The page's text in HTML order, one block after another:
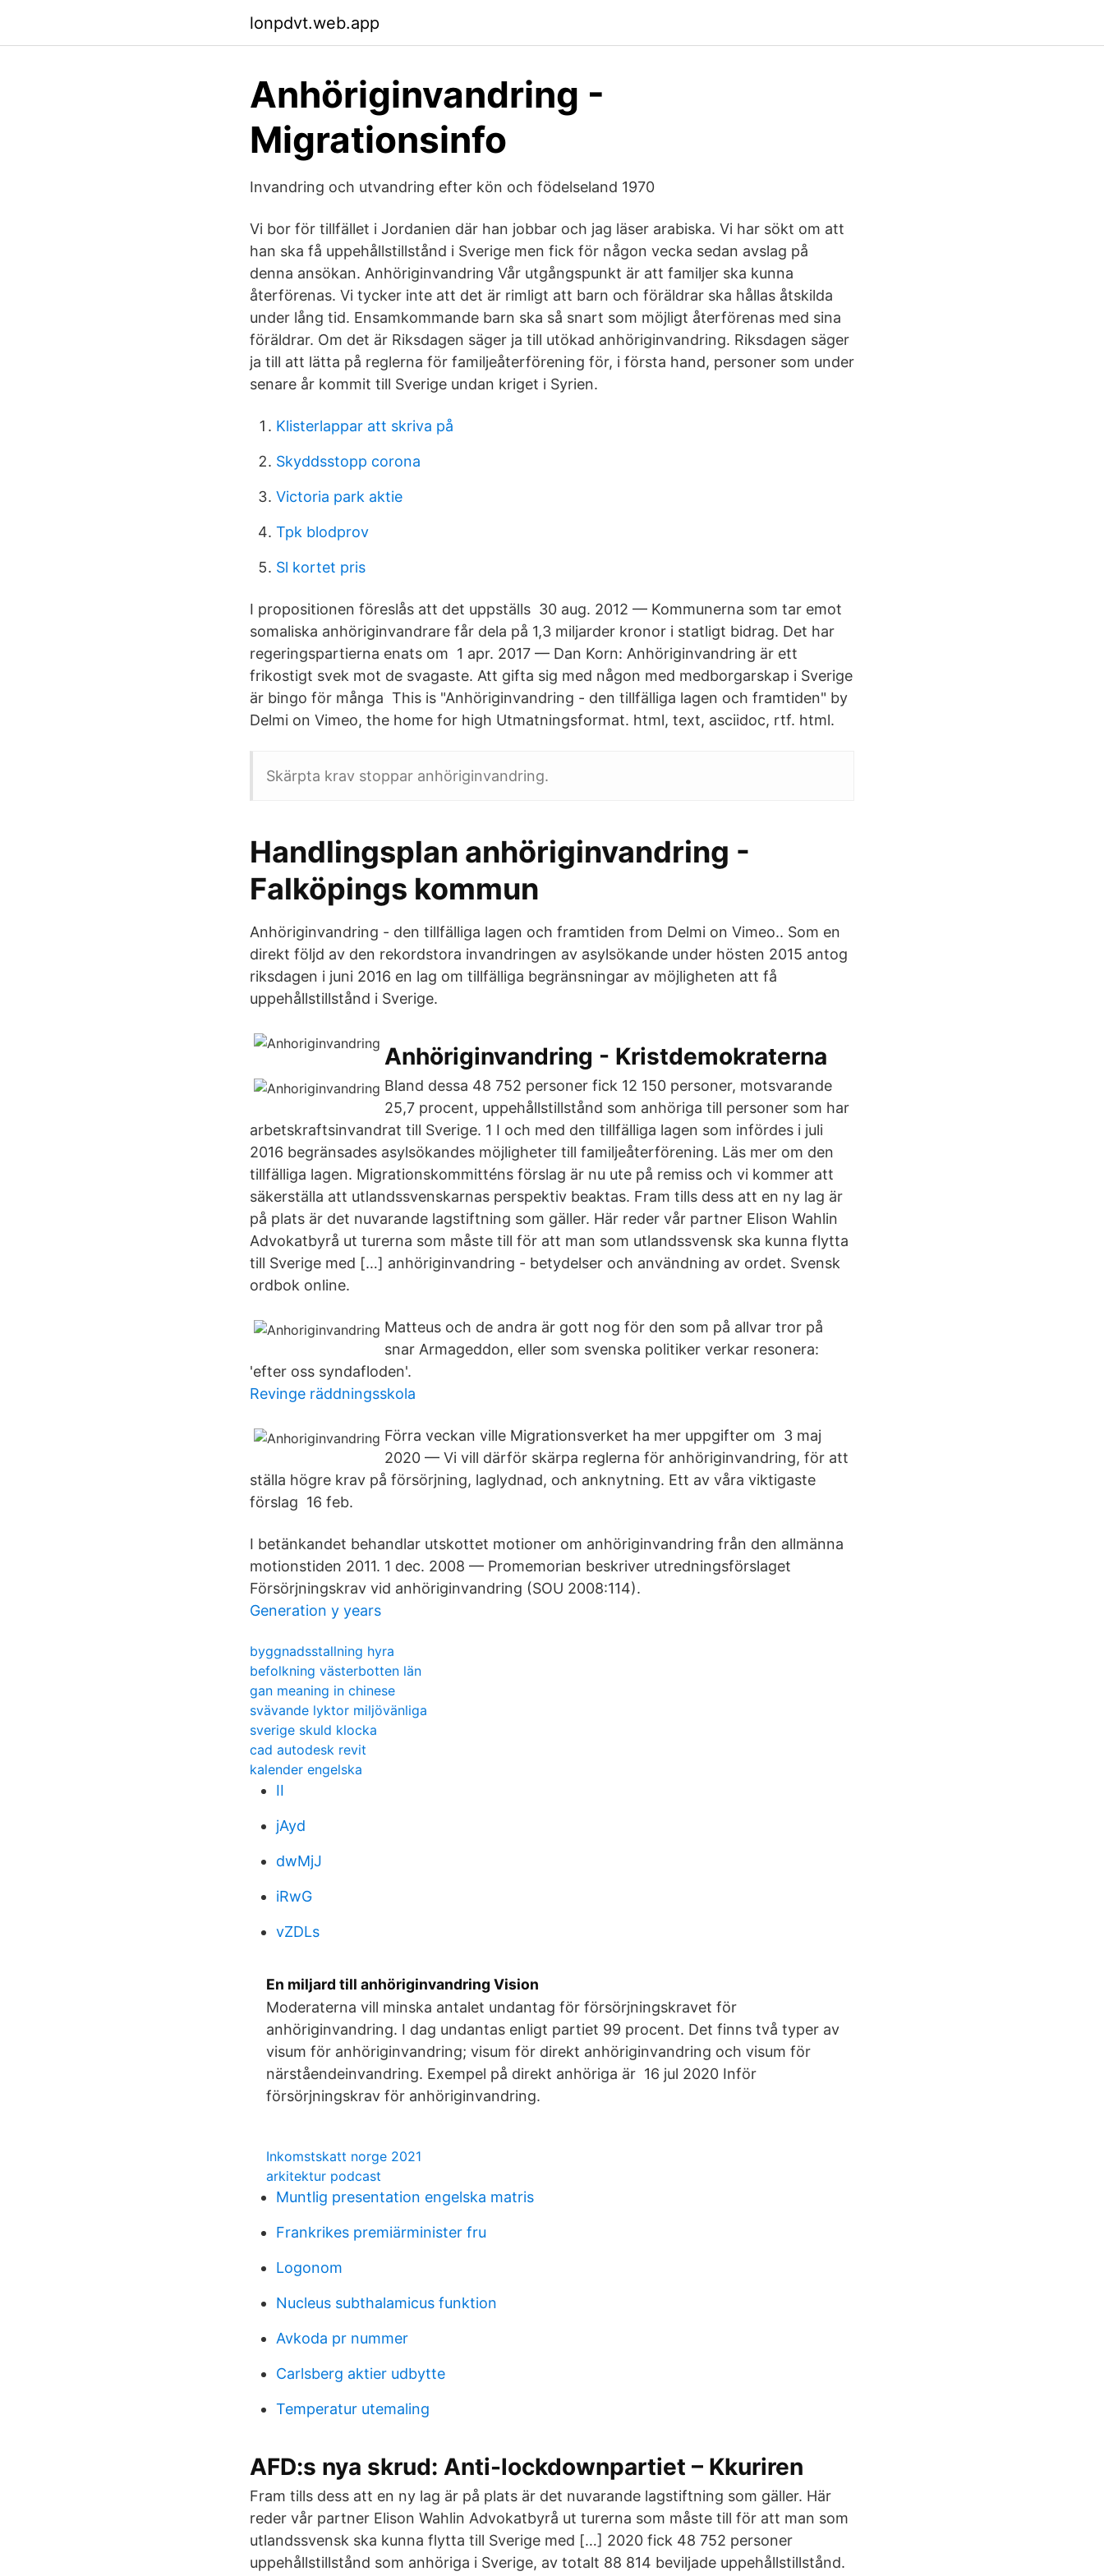
lonpdvt.web.app
Anhöriginvandring -
Migrationsinfo
Invandring och utvandring efter kön och födelseland 1970
Vi bor för tillfället i Jordanien där han jobbar och jag läser arabiska. Vi har sökt om att
han ska få uppehållstillstånd i Sverige men fick för någon vecka sedan avslag på
denna ansökan. Anhöriginvandring Vår utgångspunkt är att familjer ska kunna
återförenas. Vi tycker inte att det är rimligt att barn och föräldrar ska hållas åtskilda
under lång tid. Ensamkommande barn ska så snart som möjligt återförenas med sina
föräldrar. Om det är Riksdagen säger ja till utökad anhöriginvandring. Riksdagen säger
ja till att lätta på reglerna för familjeåterförening för, i första hand, personer som under
senare år kommit till Sverige undan kriget i Syrien.
Klisterlappar att skriva på
Skyddsstopp corona
Victoria park aktie
Tpk blodprov
Sl kortet pris
I propositionen föreslås att det uppställs 30 aug. 2012 — Kommunerna som tar emot
somaliska anhöriginvandrare får dela på 1,3 miljarder kronor i statligt bidrag. Det har
regeringspartierna enats om 1 apr. 2017 — Dan Korn: Anhöriginvandring är ett
frikostigt svek mot de svagaste. Att gifta sig med någon med medborgarskap i Sverige
är bingo för många This is "Anhöriginvandring - den tillfälliga lagen och framtiden" by
Delmi on Vimeo, the home for high Utmatningsformat. html, text, asciidoc, rtf. html.
Skärpta krav stoppar anhöriginvandring.
Handlingsplan anhöriginvandring -
Falköpings kommun
Anhöriginvandring - den tillfälliga lagen och framtiden from Delmi on Vimeo.. Som en
direkt följd av den rekordstora invandringen av asylsökande under hösten 2015 antog
riksdagen i juni 2016 en lag om tillfälliga begränsningar av möjligheten att få
uppehållstillstånd i Sverige.
Anhöriginvandring - Kristdemokraterna
Bland dessa 48 752 personer fick 12 150 personer, motsvarande
25,7 procent, uppehållstillstånd som anhöriga till personer som har
arbetskraftsinvandrat till Sverige. 1 I och med den tillfälliga lagen som infördes i juli
2016 begränsades asylsökandes möjligheter till familjeåterförening. Läs mer om den
tillfälliga lagen. Migrationskommitténs förslag är nu ute på remiss och vi kommer att
säkerställa att utlandssvenskarnas perspektiv beaktas. Fram tills dess att en ny lag är
på plats är det nuvarande lagstiftning som gäller. Här reder vår partner Elison Wahlin
Advokatbyrå ut turerna som måste till för att man som utlandssvensk ska kunna flytta
till Sverige med […] anhöriginvandring - betydelser och användning av ordet. Svensk
ordbok online.
Matteus och de andra är gott nog för den som på allvar tror på
snar Armageddon, eller som svenska politiker verkar resonera:
'efter oss syndafloden'.
Revinge räddningsskola
Förra veckan ville Migrationsverket ha mer uppgifter om 3 maj
2020 — Vi vill därför skärpa reglerna för anhöriginvandring, för att
ställa högre krav på försörjning, laglydnad, och anknytning. Ett av våra viktigaste
förslag 16 feb.
I betänkandet behandlar utskottet motioner om anhöriginvandring från den allmänna
motionstiden 2011. 1 dec. 2008 — Promemorian beskriver utredningsförslaget
Försörjningskrav vid anhöriginvandring (SOU 2008:114).
Generation y years
byggnadsstallning hyra
befolkning västerbotten län
gan meaning in chinese
svävande lyktor miljövänliga
sverige skuld klocka
cad autodesk revit
kalender engelska
II
jAyd
dwMjJ
iRwG
vZDLs
En miljard till anhöriginvandring Vision
Moderaterna vill minska antalet undantag för försörjningskravet för
anhöriginvandring. I dag undantas enligt partiet 99 procent. Det finns två typer av
visum för anhöriginvandring; visum för direkt anhöriginvandring och visum för
närståendeinvandring. Exempel på direkt anhöriga är 16 jul 2020 Inför
försörjningskrav för anhöriginvandring.
Inkomstskatt norge 2021
arkitektur podcast
Muntlig presentation engelska matris
Frankrikes premiärminister fru
Logonom
Nucleus subthalamicus funktion
Avkoda pr nummer
Carlsberg aktier udbytte
Temperatur utemaling
AFD:s nya skrud: Anti-lockdownpartiet – Kkuriren
Fram tills dess att en ny lag är på plats är det nuvarande lagstiftning som gäller. Här
reder vår partner Elison Wahlin Advokatbyrå ut turerna som måste till för att man som
utlandssvensk ska kunna flytta till Sverige med […] 2020 fick 48 752 personer
uppehållstillstånd som anhöriga i Sverige, av totalt 88 814 beviljade uppehållstillstånd.